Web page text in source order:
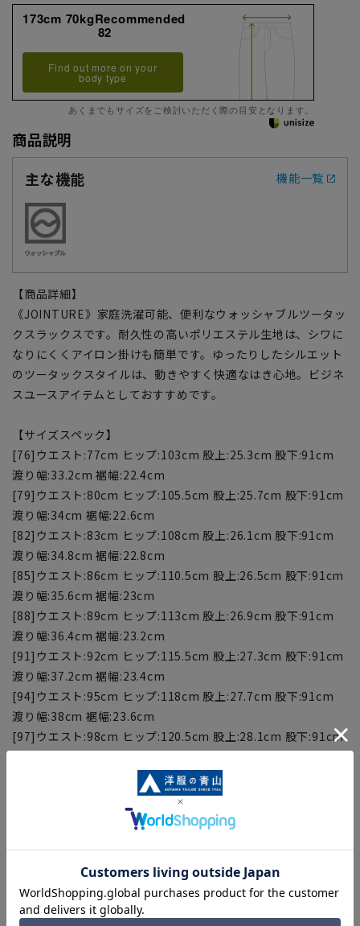
173cm 70kgRecommended
82
Find out more on your
body type
あくまでもサイズをご検討いただく際の目安となります。
商品説明
主な機能
機能一覧
【商品詳細】
《JOINTURE》家庭洗濯可能、便利なウォッシャブルツータッ
クスラックスです。耐久性の高いポリエステル生地は、シワに
なりにくくアイロン掛けも簡単です。ゆったりしたシルエット
のツータックスタイルは、動きやすく快適なはき心地。ビジネ
スユースアイテムとしておすすめです。
【サイズスペック】
[76]ウエスト:77cm ヒップ:103cm 股上:25.3cm 股下:91cm
渡り幅:33.2cm 裾幅:22.4cm
[79]ウエスト:80cm ヒップ:105.5cm 股上:25.7cm 股下:91cm
渡り幅:34cm 裾幅:22.6cm
[82]ウエスト:83cm ヒップ:108cm 股上:26.1cm 股下:91cm
渡り幅:34.8cm 裾幅:22.8cm
[85]ウエスト:86cm ヒップ:110.5cm 股上:26.5cm 股下:91cm
渡り幅:35.6cm 裾幅:23cm
[88]ウエスト:89cm ヒップ:113cm 股上:26.9cm 股下:91cm
渡り幅:36.4cm 裾幅:23.2cm
[91]ウエスト:92cm ヒップ:115.5cm 股上:27.3cm 股下:91cm
渡り幅:37.2cm 裾幅:23.4cm
[94]ウエスト:95cm ヒップ:118cm 股上:27.7cm 股下:91cm
渡り幅:38cm 裾幅:23.6cm
[97]ウエスト:98cm ヒップ:120.5cm 股上:28.1cm 股下:91cm
渡り幅:38.8cm 裾幅:23.8cm
■こちらの商品はご購入時またはご購入後の裾上げが必要な商
品となります。裾上げテープは当サイトでご購入いただけま
※こちらの商品は在庫切れの場合がございます。
【シルエット】《ゆったり》 (当社比)